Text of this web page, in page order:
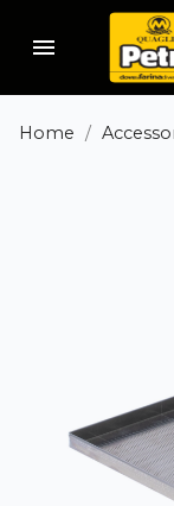
menu
Home